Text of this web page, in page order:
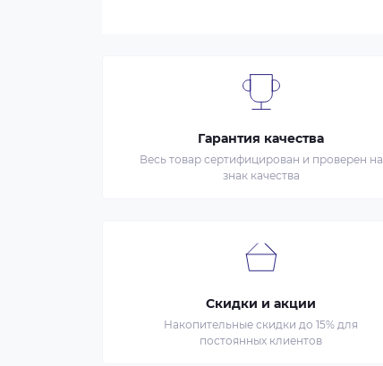
Гарантия качества
Весь товар сертифицирован и проверен на
знак качества
Скидки и акции
Накопительные скидки до 15% для
постоянных клиентов